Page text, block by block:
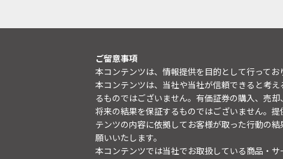
ご留意事項
本コンテンツは、情報提供を目的として行ってお
本コンテンツは、当社や当社が信頼できると考
るものではございません。有価証券の購入、売
将来の結果を保証するものではございません。
テンツの内容に依拠してお客様が取った行動の
願いいたします。
本コンテンツでは当社でお取扱している商品・